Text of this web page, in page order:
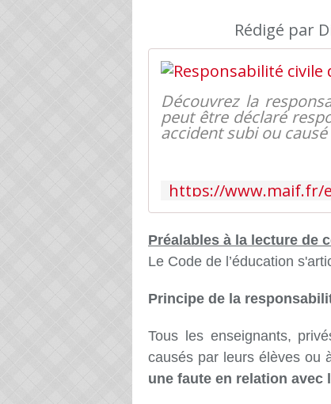
Rédigé par
Découvrez la
peut être déclaré
accident subi ou
Préalables à la lecture de
Le Code de l’éducation
Principe de la
Tous les enseignants,
causés par leurs élèves ou
une faute en relation avec